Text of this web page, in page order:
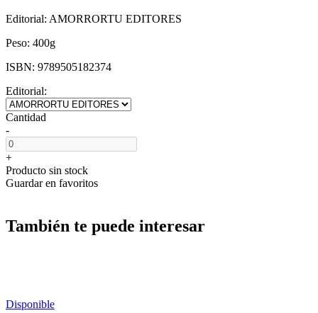
Editorial: AMORRORTU EDITORES
Peso: 400g
ISBN: 9789505182374
Editorial:
Cantidad
-
+
Producto sin stock
Guardar en favoritos
También te puede interesar
Disponible